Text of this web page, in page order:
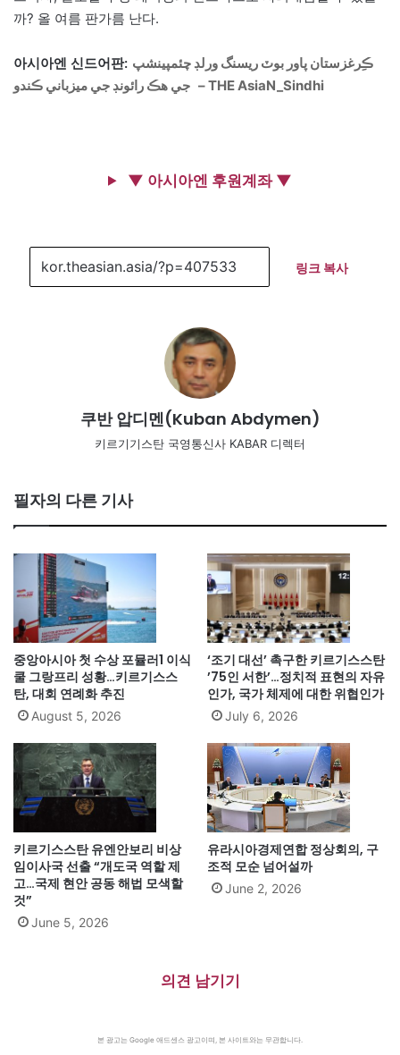
까? 올 여름 판가름 난다.
아시아엔 신드어판: ڪِرغزستان پاور بوٽ ريسنگ ورلڊ چئمپينشپ
جي ھڪ رائونڊ جي ميزباني ڪندو – THE AsiaN_Sindhi
▼ 아시아엔 후원계좌 ▼
링크 복사
쿠반 압디멘(Kuban Abdymen)
키르기기스탄 국영통신사 KABAR 디렉터
필자의 다른 기사
중앙아시아 첫 수상 포뮬러1 이식
쿨 그랑프리 성황…키르기스스
탄, 대회 연례화 추진
August 5, 2026
‘조기 대선’ 촉구한 키르기스스탄
’75인 서한’…정치적 표현의 자유
인가, 국가 체제에 대한 위협인가
July 6, 2026
키르기스스탄 유엔안보리 비상
임이사국 선출 “개도국 역할 제
고…국제 현안 공동 해법 모색할
것”
June 5, 2026
유라시아경제연합 정상회의, 구
조적 모순 넘어설까
June 2, 2026
의견 남기기
본 광고는 Google 애드센스 광고이며, 본 사이트와는 무관합니다.